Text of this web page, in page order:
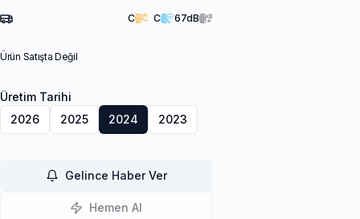
C C 67dB
Ürün Satışta Değil
Üretim Tarihi
2026
2025 2024 2023
Gelince Haber Ver
Hemen Al